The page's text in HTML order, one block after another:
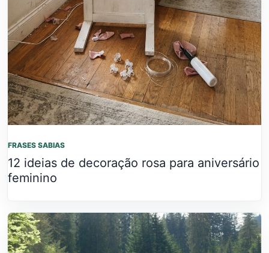
FRASES SABIAS
12 ideias de decoração rosa para aniversário
feminino